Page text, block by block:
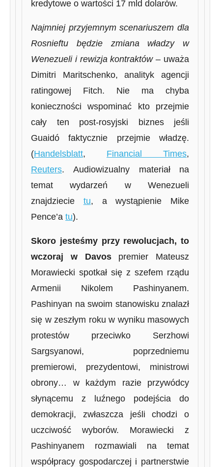
kredytowe o wartości 17 mld dolarów.
Najmniej przyjemnym scenariuszem dla
Rosnieftu będzie zmiana władzy w
Wenezueli i rewizja kontraktów– uważa
Dimitri Maritschenko, analityk agencji
ratingowej Fitch. Nie ma chyba
konieczności wspominać kto przejmie
cały ten post-rosyjski biznes jeśli
Guaidó faktycznie przejmie władzę.
(Handelsblatt, Financial Times,
Reuters. Audiowizualny materiał na
temat wydarzeń w Wenezueli
znajdziecie tu, a wystąpienie Mike
Pence’a tu).
Skoro jesteśmy przy rewolucjach, to
wczoraj w Davos premier Mateusz
Morawiecki spotkał się z szefem rządu
Armenii Nikolem Pashinyanem.
Pashinyan na swoim stanowisku znalazł
się w zeszłym roku w wyniku masowych
protestów przeciwko Serzhowi
Sargsyanowi, poprzedniemu
premierowi, prezydentowi, ministrowi
obrony… w każdym razie przywódcy
słynącemu z luźnego podejścia do
demokracji, zwłaszcza jeśli chodzi o
uczciwość wyborów. Morawiecki z
Pashinyanem rozmawiali na temat
współpracy gospodarczej i partnerstwie